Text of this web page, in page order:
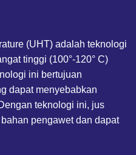
(UHT) adalah teknologi
tinggi (100°-120° C)
ini bertujuan
dapat menyebabkan
teknologi ini, jus
pengawet dan dapat